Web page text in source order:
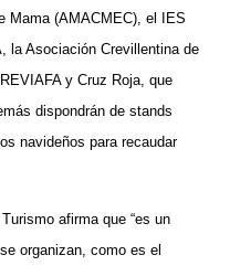
Mama (AMACMEC), el IES
la Asociación Crevillentina de
y Cruz Roja, que
dispondrán de stands
navideños para recaudar
afirma que “es un
organizan, como es el